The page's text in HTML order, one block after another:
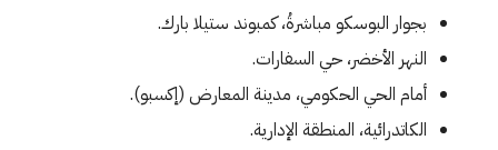
بجوار البوسكو مباشرةُ، كمبوند ستيلا بارك.
النهر الأخضر، حي السفارات.
أمام الحي الحكومي، مدينة المعارض (إكسبو).
الكاتدرائية، المنطقة الإدارية.